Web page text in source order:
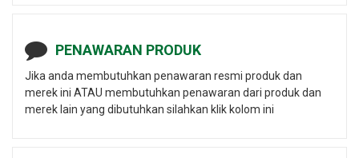
PENAWARAN PRODUK
Jika anda membutuhkan penawaran resmi produk dan
merek ini ATAU membutuhkan penawaran dari produk dan
merek lain yang dibutuhkan silahkan klik kolom ini